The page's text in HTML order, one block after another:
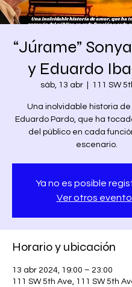
“Júrame”
y Eduardo
sáb, 13 abr 111 SW
Una inolvidable historia
Eduardo Pardo, que ha
del público en cada
escenario.
Ya no es posible
Ver otros
Horario y ubicación
13 abr 2024, 19:00 – 23:00
111 SW 5th Ave, 111 SW 5th